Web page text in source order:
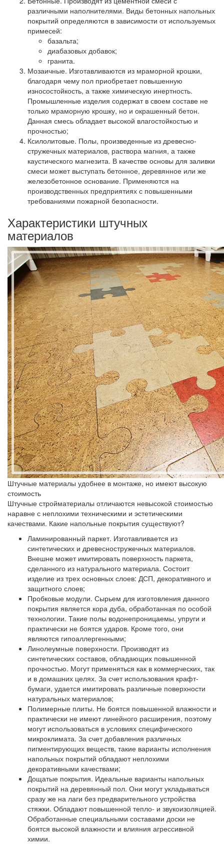
различными наполнителями. Виды бетонных напольных
покрытий определяются в зависимости от используемых
примесей:
базальта;
диабазовых добавок;
гранита.
Мозаичные. Изготавливаются из мраморной крошки,
благодаря чему пол приобретает повышенную
износостойкость, а также химическую инертность.
Промышленные изделия содержат в своем составе не
только мраморную крошку, но и окрашенный бетон.
Данная смесь обладает высокой влагостойкостью и
прочностью;
Ксилолитовые. Полы, произведенные из древесно-
стружечных материалов, раствора магния, а также
каустического магнезита. В качестве основы для заливки
смеси может выступать бетонное, деревянное или же
железобетонное основание. Применяются на
производственных предприятиях с повышенными
требованиями пожарной безопасности.
Характеристики штучных
материалов
Штучные материалы удобнее в монтаже, но имеют высокую
стоимость
Штучные стройматериалы отличаются невысокой стоимостью
наравне с неплохими техническими и эстетическими
качествами. Какие напольные покрытия существуют?
Ламинированный паркет. Изготавливается из
синтетических и древесностружечных материалов.
Внешне может имитировать поверхность паркета,
сделанного из натурального материала. Состоит
изделие из трех основных слоев: ДСП, декоративного и
защитного слоев;
Пробковые модули. Сырьем для изготовления данного
покрытия является кора дуба, обработанная по особой
технологии. Такие полы водонепроницаемы, упруги и
практически не боятся ударов. Кроме того, они
являются гипоаллергенными;
Линолеумные поверхности. Производят из
синтетических составов, обладающих повышенной
прочностью. Могут применяться как в коммерческих, так
и в домашних целях. За счет использования крафт-
бумаги, удается имитировать различные поверхности
натуральных материалов;
Полимерные плиты. Не боятся повышенной влажности и
практически не имеют линейного расширения, поэтому
могут использоваться в условиях специфического
микроклимата. За счет добавления различных
пигментирующих веществ, такие варианты исполнения
напольных покрытий обладают неплохими
декоративными качествами;
Дощатые покрытия. Идеальные варианты напольных
покрытий на деревянный пол. Они могут укладываться
сразу же на лаги без предварительного устройства
стяжки. Обладают повышенной тепло- и звукоизоляцией.
Обработанные специальными составами доски не
боятся высокой влажности и влияния агрессивной
химии.